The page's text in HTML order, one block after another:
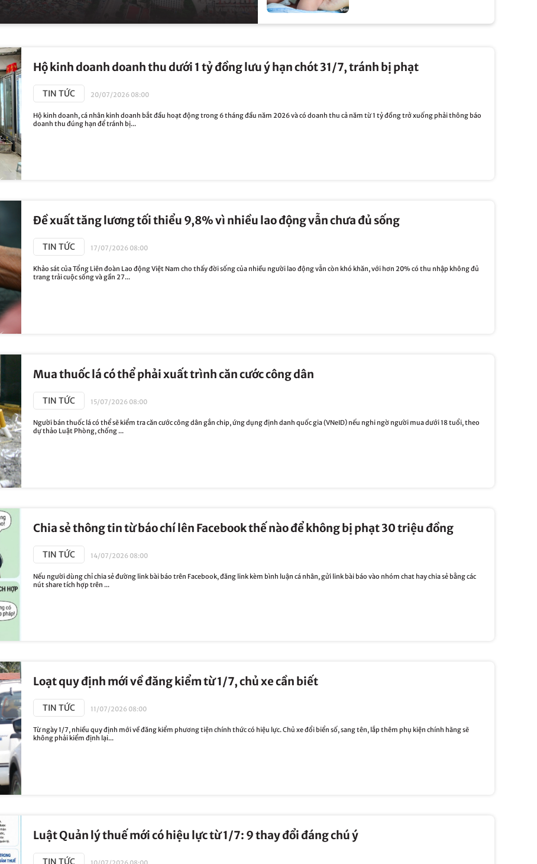
Hộ kinh doanh doanh thu dưới 1 tỷ đồng lưu ý hạn chót 31/7, tránh bị phạt
TIN TỨC 20/07/2026 08:00
Hộ kinh doanh, cá nhân kinh doanh bắt đầu hoạt động trong 6 tháng đầu năm 2026 và có doanh thu cả năm từ 1 tỷ đồng trở xuống phải thông báo
doanh thu đúng hạn để tránh bị...
Đề xuất tăng lương tối thiểu 9,8% vì nhiều lao động vẫn chưa đủ sống
TIN TỨC 17/07/2026 08:00
Khảo sát của Tổng Liên đoàn Lao động Việt Nam cho thấy đời sống của nhiều người lao động vẫn còn khó khăn, với hơn 20% có thu nhập không đủ
trang trải cuộc sống và gần 27...
Mua thuốc lá có thể phải xuất trình căn cước công dân
TIN TỨC 15/07/2026 08:00
Người bán thuốc lá có thể sẽ kiểm tra căn cước công dân gắn chip, ứng dụng định danh quốc gia (VNeID) nếu nghi ngờ người mua dưới 18 tuổi, theo
dự thảo Luật Phòng, chống ...
Chia sẻ thông tin từ báo chí lên Facebook thế nào để không bị phạt 30 triệu đồng
TIN TỨC 14/07/2026 08:00
Nếu người dùng chỉ chia sẻ đường link bài báo trên Facebook, đăng link kèm bình luận cá nhân, gửi link bài báo vào nhóm chat hay chia sẻ bằng các
nút share tích hợp trên ...
Loạt quy định mới về đăng kiểm từ 1/7, chủ xe cần biết
TIN TỨC 11/07/2026 08:00
Từ ngày 1/7, nhiều quy định mới về đăng kiểm phương tiện chính thức có hiệu lực. Chủ xe đổi biển số, sang tên, lắp thêm phụ kiện chính hãng sẽ
không phải kiểm định lại...
Luật Quản lý thuế mới có hiệu lực từ 1/7: 9 thay đổi đáng chú ý
TIN TỨC